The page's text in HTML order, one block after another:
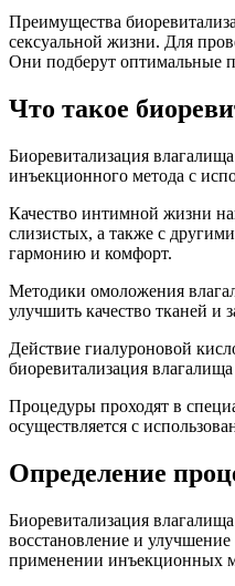
Преимущества
сексуальной жизни. Для
Они подберут оптимальные
Что такое
Биоревитализация
инъекционного метода с
Качество интимной жизни
слизистых, а также с
гармонию и комфорт.
Методики омоложения
улучшить качество тканей и
Действие гиалуроновой
биоревитализация
Процедуры проходят в
осуществляется с
Определение
Биоревитализация
восстановление и
применении инъекционных